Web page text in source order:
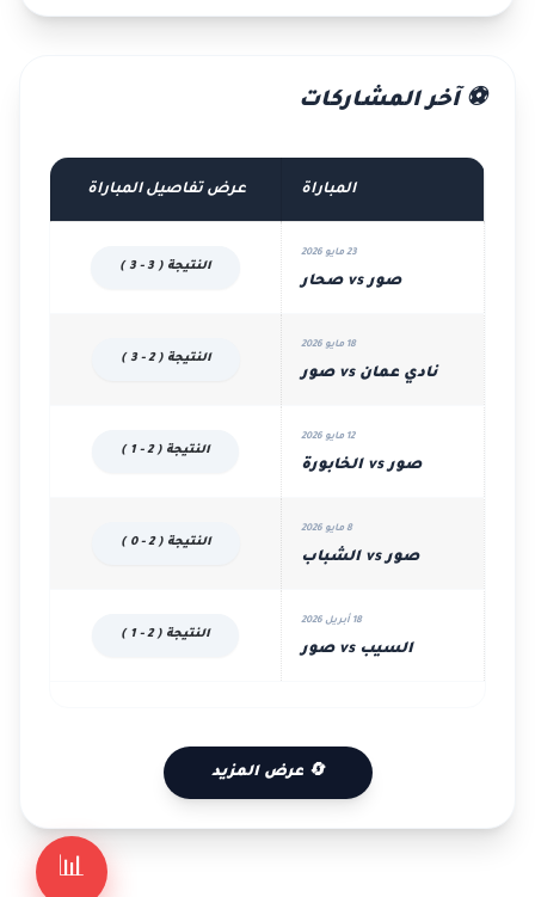
📊
⚽ آخر المشاركات
المباراة عرض تفاصيل المباراة
23 مايو 2026
صور vs صحار
النتيجة ( 3 - 3 )
18 مايو 2026
نادي عمان vs صور
النتيجة ( 2 - 3 )
12 مايو 2026
صور vs الخابورة
النتيجة ( 2 - 1 )
8 مايو 2026
صور vs الشباب
النتيجة ( 2 - 0 )
18 أبريل 2026
السيب vs صور
النتيجة ( 2 - 1 )
🔄 عرض المزيد